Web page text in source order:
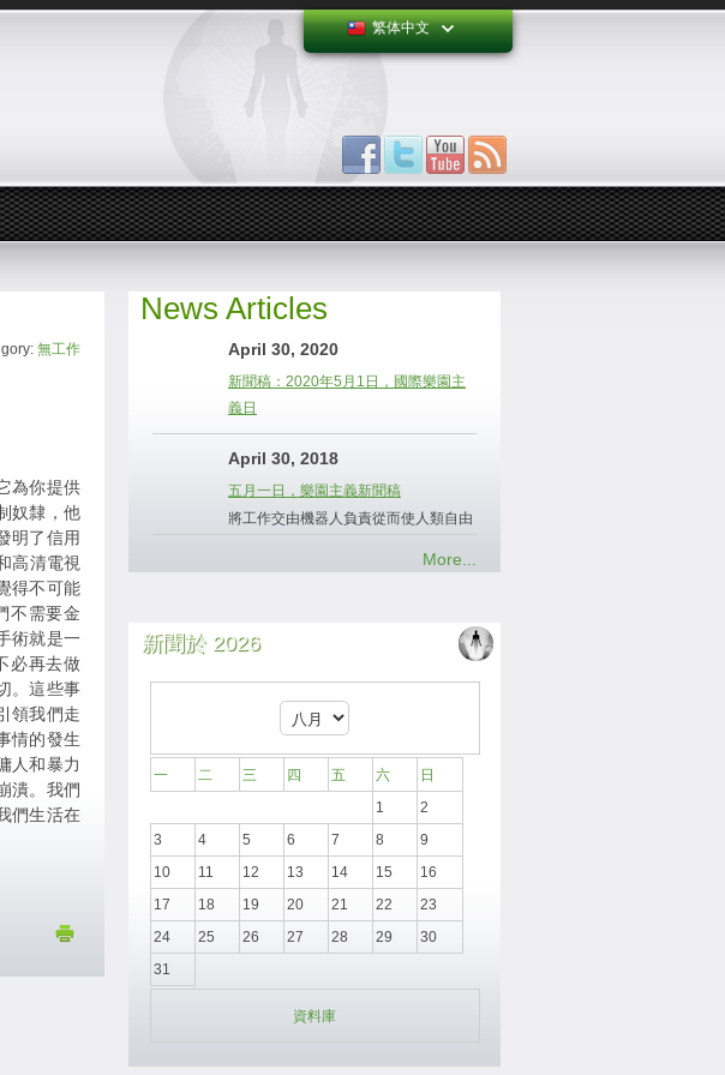
繁体中文
無工作
為你提供
奴隸，他
明了信用
高清電視
得不可能
不需要金
術就是一
必再去做
。這些事
領我們走
情的發生
人和暴力
潰。我們
們生活在
News Articles
April 30, 2020
新聞稿：2020年5月1日，國際樂園主
義日
April 30, 2018
五月一日，樂園主義新聞稿
將工作交由機器人負責從而使人類自由
More...
新聞於 2026
一 二 三 四 五 六
日
1
2
3
4 5 6 7 8
9
10
11 12 13 14 15
16
17
18 19 20 21 22
23
24
25 26 27 28 29
30
31
資料庫